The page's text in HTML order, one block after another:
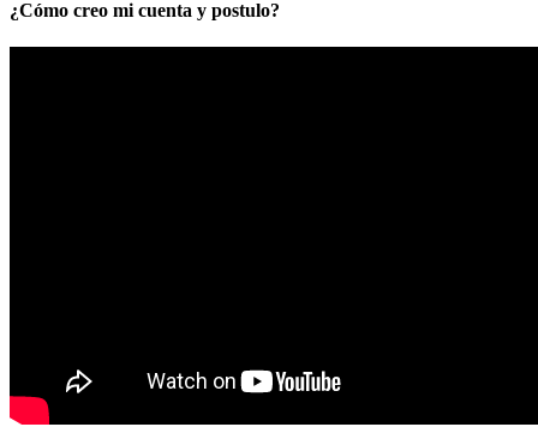
¿Cómo creo mi cuenta y postulo?